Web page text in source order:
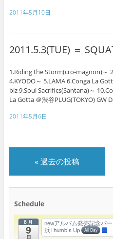
2011年5月10日
2011.5.3(TUE) ＝
1.Riding the Storm(cro-magnon)～
4.KYODO～ 5.LAMA 6.Conga La
biz 9.Soul Sacrifics(Santana)～
La Gotta ＠渋谷PLUG(TOKYO) GW
2011年5月6日
« 過去の投稿
Schedule
8月
9
日
newアルバム発売記念パ
浜Thumb’s Up
All Day